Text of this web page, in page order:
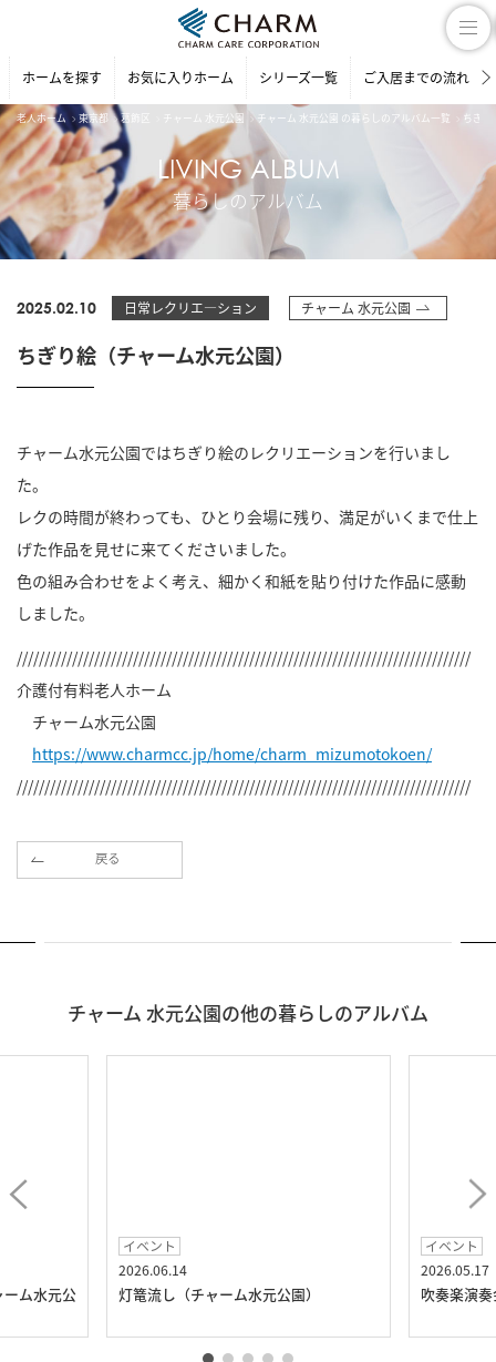
ホームを探す お気に入りホーム シリーズ一覧 ご入居までの流れ
老人ホーム 東京都 葛飾区 チャーム 水元公園 チャーム 水元公園 の暮らしのアルバム一覧 ちぎ
LIVING ALBUM
暮らしのアルバム
2025.02.10 日常レクリエ―ション チャーム 水元公園
ちぎり絵（チャーム水元公園）
チャーム水元公園ではちぎり絵のレクリエーションを行いまし
た。
レクの時間が終わっても、ひとり会場に残り、満足がいくまで仕上
げた作品を見せに来てくださいました。
色の組み合わせをよく考え、細かく和紙を貼り付けた作品に感動
しました。
//////////////////////////////////////////////////////////////////////////////////
介護付有料老人ホーム
チャーム水元公園
https://www.charmcc.jp/home/charm_mizumotokoen/
//////////////////////////////////////////////////////////////////////////////////
戻る
チャーム 水元公園の他の暮らしのアルバム
ム水元公
イベント
2026.06.14
灯篭流し（チャーム水元公園）
イベント
2026.05.17
吹奏楽演